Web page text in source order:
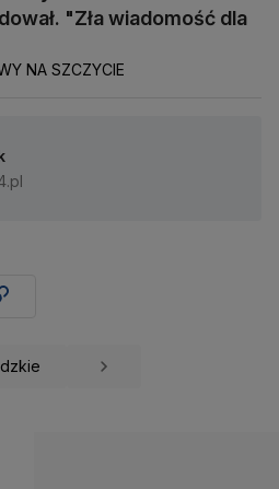
"Zła wiadomość dla
NA SZCZYCIE